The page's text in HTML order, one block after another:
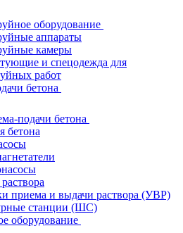
оборудование
аппараты
камеры
и спецодежда для
работ
бетона
подачи бетона
бетона
приема и выдачи раствора (УВР)
станции (ШС)
оборудование